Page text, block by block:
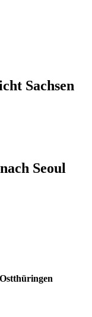
Sachsen
Seoul